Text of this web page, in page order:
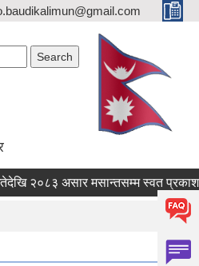
२०८३ असार मसान्तसम्म स्वत प्रकाशन
२०८३ असार मसान्तसम्म स्वत प्रकाशन